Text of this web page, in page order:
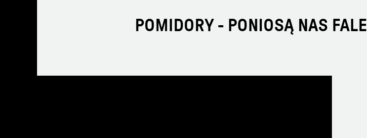
POMIDORY - PONIOSĄ NAS FALE